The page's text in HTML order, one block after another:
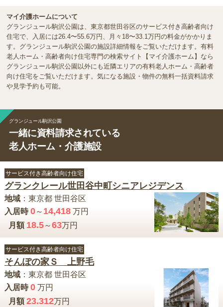
マイ介護ホームについて
グランジュール駒沢公園は、東京都世田谷区のサービス付き高齢者向け
住宅で、入居には26.4〜55.6万円、月々18〜33.1万円の料金がかかりま
す。グランジュール駒沢公園の施設詳細情報をご覧いただけます。有料
老人ホーム・高齢者向け住宅専門の検索サイト【マイ介護ホーム】なら
グランジュール駒沢公園以外にも近隣エリアの有料老人ホーム・高齢者
向け住宅をご覧いただけます。気になる施設・物件の無料一括資料請求
や見学予約も可能。
グランジュール駒沢公園
一緒に資料請求されている
老人ホーム・介護施設
サービス付き高齢者向け住宅
グランクレール世田谷中町シニアレジデンス
地域： 東京都 世田谷区
入居時 0～ 14,418万円
月額 18.5～63万円
サービス付き高齢者向け住宅
そんぽの家Ｓ 上野毛
地域： 東京都 世田谷区
入居時 0万円
月額 23.312万円